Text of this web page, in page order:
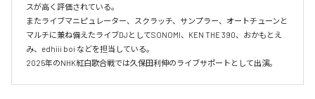
スが高く評価されている。
またライブマニピュレーター、スクラッチ、サンプラー、オートチューンと
マルチに兼ね備えたライブDJとしてSONOMI、KEN THE 390、おかもとえ
み、edhiii boi などを担当している。